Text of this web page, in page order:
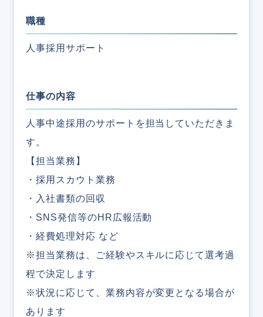
職種
人事採用サポート
仕事の内容
人事中途採用のサポートを担当していただきま
す。
【担当業務】
・採用スカウト業務
・入社書類の回収
・SNS発信等のHR広報活動
・経費処理対応 など
※担当業務は、ご経験やスキルに応じて選考過
程で決定します
※状況に応じて、業務内容が変更となる場合が
あります